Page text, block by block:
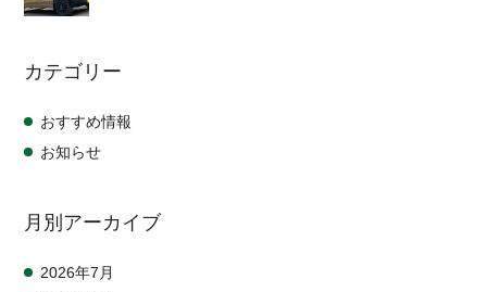
カテゴリー
おすすめ情報
お知らせ
月別アーカイブ
2026年7月